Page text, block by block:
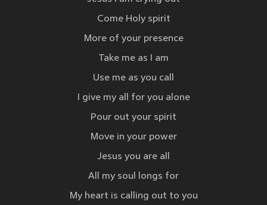
Come Holy spirit
More of your presence
Take me as I am
Use me as you call
I give my all for you alone
Pour out your spirit
Move in your power
Jesus you are all
All my soul longs for
My heart is calling out to you